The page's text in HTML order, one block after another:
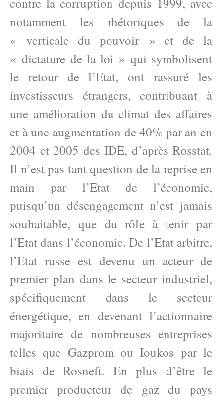
contre la corruption depuis 1999, avec
notamment les rhétoriques de la
« verticale du pouvoir » et de la
« dictature de la loi » qui symbolisent
le retour de l’Etat, ont rassuré les
investisseurs étrangers, contribuant à
une amélioration du climat des affaires
et à une augmentation de 40% par an en
2004 et 2005 des IDE, d’après Rosstat.
Il n’est pas tant question de la reprise en
main par l’Etat de l’économie,
puisqu’un désengagement n’est jamais
souhaitable, que du rôle à tenir par
l’Etat dans l’économie. De l’Etat arbitre,
l’Etat russe est devenu un acteur de
premier plan dans le secteur industriel,
spécifiquement dans le secteur
énergétique, en devenant l’actionnaire
majoritaire de nombreuses entreprises
telles que Gazprom ou Ioukos par le
biais de Rosneft. En plus d’être le
premier producteur de gaz du pays